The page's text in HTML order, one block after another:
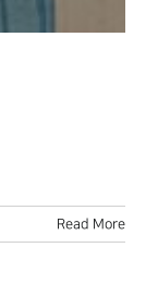
Read More